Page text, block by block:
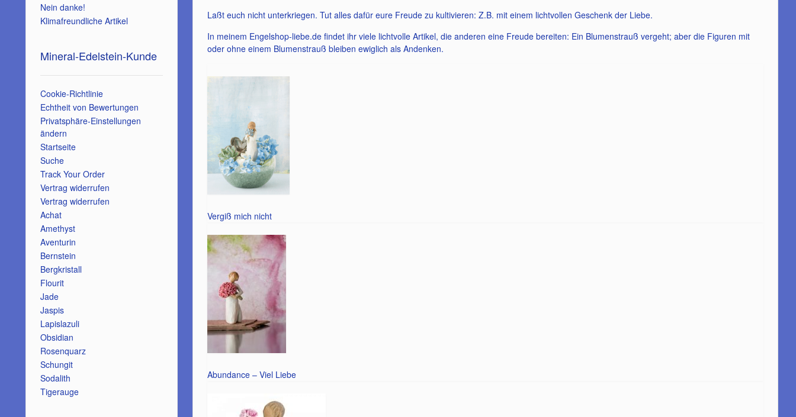
Laßt euch nicht unterkriegen. Tut alles dafür eure Freude zu kultivieren: Z.B. mit einem lichtvollen Geschenk der Liebe.
In meinem Engelshop-liebe.de findet ihr viele lichtvolle Artikel, die anderen eine Freude bereiten: Ein Blumenstrauß vergeht; aber die Figuren mit
oder ohne einem Blumenstrauß bleiben ewiglich als Andenken.
Vergiß mich nicht
Abundance – Viel Liebe
Nein danke!
Klimafreundliche Artikel
Mineral-Edelstein-Kunde
Cookie-Richtlinie
Echtheit von Bewertungen
Privatsphäre-Einstellungen
ändern
Startseite
Suche
Track Your Order
Vertrag widerrufen
Vertrag widerrufen
Achat
Amethyst
Aventurin
Bernstein
Bergkristall
Flourit
Jade
Jaspis
Lapislazuli
Obsidian
Rosenquarz
Schungit
Sodalith
Tigerauge